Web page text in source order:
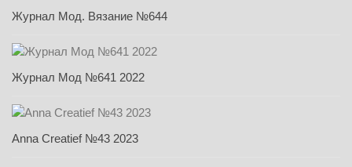
Журнал Мод. Вязание №644
Журнал Мод №641 2022
Anna Creatief №43 2023